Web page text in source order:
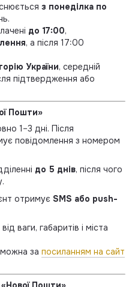
з понеділка по
до 17:00,
, а після 17:00
України, середній
підтвердження або
Пошти»
1–3 дні. Після
повідомлення з номером
до 5 днів, після чого
отримує SMS або push-
ваги, габаритів і міста
можна за посиланням на сайт